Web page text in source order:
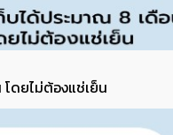
ดยไม่ต้องแช่เย็น